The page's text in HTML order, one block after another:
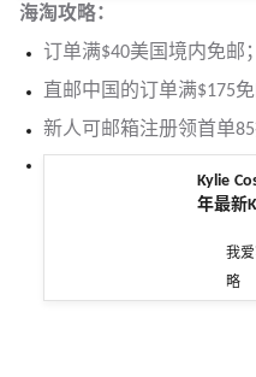
海淘攻略：
订单满$40美国境内免邮；
直邮中国的订单满$175免
新人可邮箱注册领首单85
Kylie
年最新
我
略